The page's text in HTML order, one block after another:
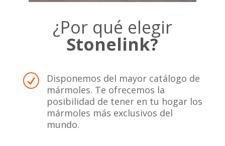
¿Por qué elegir
Stonelink?
R
Disponemos del mayor catálogo de
mármoles. Te ofrecemos la
posibilidad de tener en tu hogar los
mármoles más exclusivos del
mundo.